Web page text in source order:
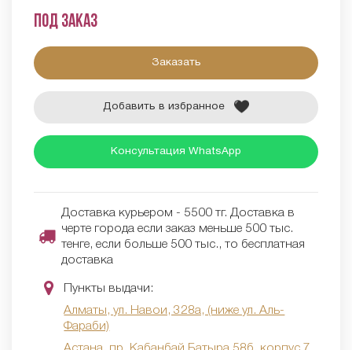
Под заказ
Заказать
Добавить в избранное
Консультация WhatsApp
Доставка курьером - 5500 тг. Доставка в
черте города если заказ меньше 500 тыс.
тенге, если больше 500 тыс., то бесплатная
доставка
Пункты выдачи:
Алматы, ул. Навои, 328а, (ниже ул. Аль-
Фараби)